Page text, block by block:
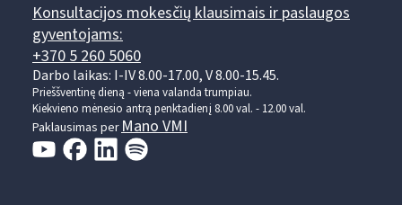
Konsultacijos mokesčių klausimais ir paslaugos
gyventojams:
+370 5 260 5060
Darbo laikas: I-IV 8.00-17.00, V 8.00-15.45.
Prieššventinę dieną - viena valanda trumpiau.
Kiekvieno mėnesio antrą penktadienį 8.00 val. - 12.00 val.
Paklausimas per Mano VMI